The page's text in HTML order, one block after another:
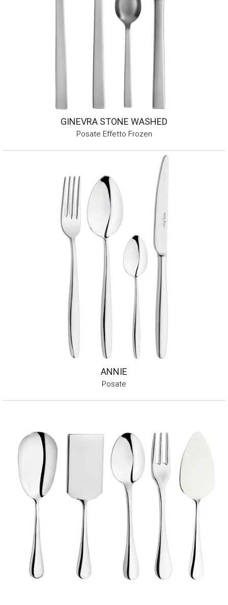
GINEVRA STONE WASHED
Posate Effetto Frozen
ANNIE
Posate